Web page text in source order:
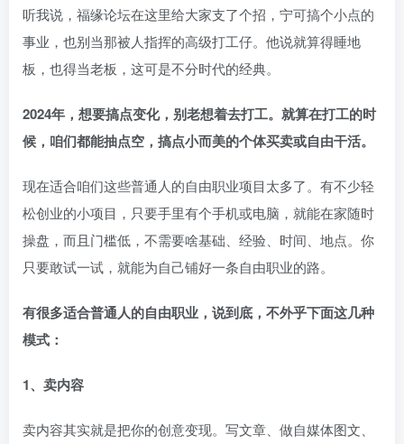
听我说，福缘论坛在这里给大家支了个招，宁可搞个小点的
事业，也别当那被人指挥的高级打工仔。他说就算得睡地
板，也得当老板，这可是不分时代的经典。
2024年，想要搞点变化，别老想着去打工。就算在打工的时
候，咱们都能抽点空，搞点小而美的个体买卖或自由干活。
现在适合咱们这些普通人的自由职业项目太多了。有不少轻
松创业的小项目，只要手里有个手机或电脑，就能在家随时
操盘，而且门槛低，不需要啥基础、经验、时间、地点。你
只要敢试一试，就能为自己铺好一条自由职业的路。
有很多适合普通人的自由职业，说到底，不外乎下面这几种
模式：
1、卖内容
卖内容其实就是把你的创意变现。写文章、做自媒体图文、